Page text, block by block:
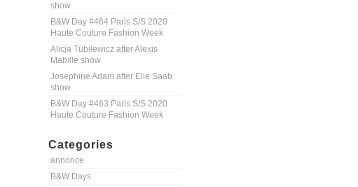
show
B&W Day #464 Paris S/S 2020
Haute Couture Fashion Week
Alicja Tubilewicz after Alexis
Mabille show
Josephine Adam after Elie Saab
show
B&W Day #463 Paris S/S 2020
Haute Couture Fashion Week
Categories
annonce
B&W Days